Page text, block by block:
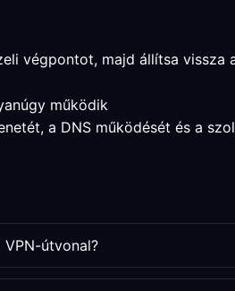
végpontot, majd állítsa
működik
a DNS működését és a
útvonal?